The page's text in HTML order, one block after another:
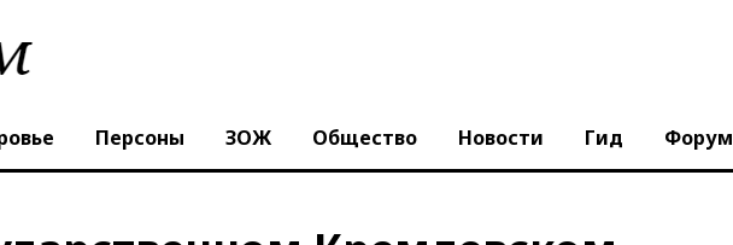
Персоны ЗОЖ Общество Новости Гид Форум